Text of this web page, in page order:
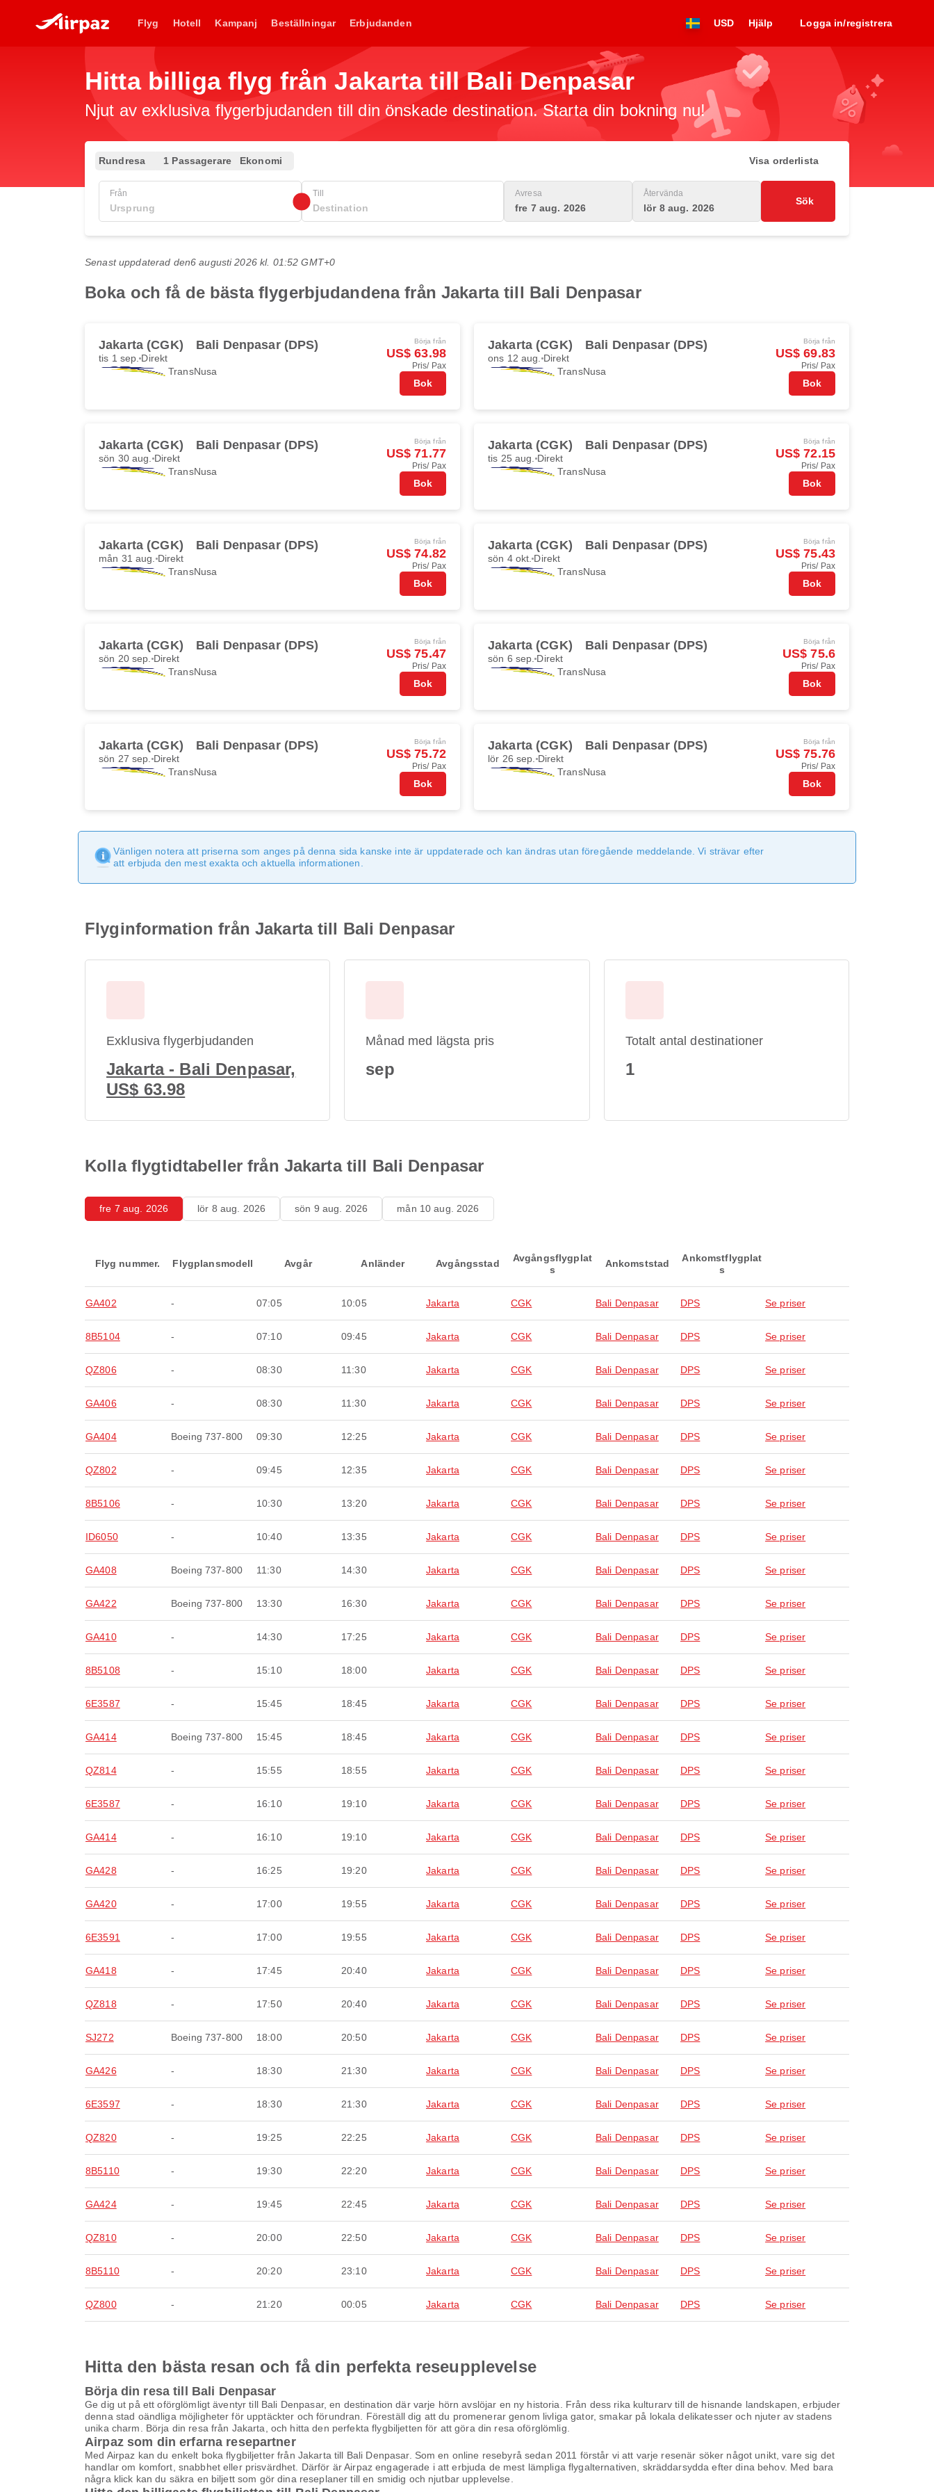
Flyg Hotell Kampanj Beställningar Erbjudanden USD Hjälp Logga in/registrera
Hitta billiga flyg från Jakarta till Bali Denpasar
Njut av exklusiva flygerbjudanden till din önskade destination. Starta din bokning nu!
Rundresa 1 Passagerare Ekonomi Visa orderlista
Från Till Avresa
fre 7 aug. 2026
Återvända
lör 8 aug. 2026
Sök
Senast uppdaterad den6 augusti 2026 kl. 01:52 GMT+0
Boka och få de bästa flygerbjudandena från Jakarta till Bali Denpasar
Jakarta (CGK) Bali Denpasar (DPS)
tis 1 sep. Direkt
TransNusa
Börja från
US$ 63.98
Pris/ Pax
Bok
Jakarta (CGK) Bali Denpasar (DPS)
ons 12 aug. Direkt
TransNusa
Börja från
US$ 69.83
Pris/ Pax
Bok
Jakarta (CGK) Bali Denpasar (DPS)
sön 30 aug. Direkt
TransNusa
Börja från
US$ 71.77
Pris/ Pax
Bok
Jakarta (CGK) Bali Denpasar (DPS)
tis 25 aug. Direkt
TransNusa
Börja från
US$ 72.15
Pris/ Pax
Bok
Jakarta (CGK) Bali Denpasar (DPS)
mån 31 aug. Direkt
TransNusa
Börja från
US$ 74.82
Pris/ Pax
Bok
Jakarta (CGK) Bali Denpasar (DPS)
sön 4 okt. Direkt
TransNusa
Börja från
US$ 75.43
Pris/ Pax
Bok
Jakarta (CGK) Bali Denpasar (DPS)
sön 20 sep. Direkt
TransNusa
Börja från
US$ 75.47
Pris/ Pax
Bok
Jakarta (CGK) Bali Denpasar (DPS)
sön 6 sep. Direkt
TransNusa
Börja från
US$ 75.6
Pris/ Pax
Bok
Jakarta (CGK) Bali Denpasar (DPS)
sön 27 sep. Direkt
TransNusa
Börja från
US$ 75.72
Pris/ Pax
Bok
Jakarta (CGK) Bali Denpasar (DPS)
lör 26 sep. Direkt
TransNusa
Börja från
US$ 75.76
Pris/ Pax
Bok
Vänligen notera att priserna som anges på denna sida kanske inte är uppdaterade och kan ändras utan föregående meddelande. Vi strävar efter
att erbjuda den mest exakta och aktuella informationen.
Flyginformation från Jakarta till Bali Denpasar
Exklusiva flygerbjudanden
Jakarta - Bali Denpasar,
US$ 63.98
Månad med lägsta pris
sep
Totalt antal destinationer
1
Kolla flygtidtabeller från Jakarta till Bali Denpasar
fre 7 aug. 2026 lör 8 aug. 2026 sön 9 aug. 2026 mån 10 aug. 2026
Flyg nummer. Flygplansmodell Avgår Anländer Avgångsstad
Avgångsflygplat
s
Ankomststad
Ankomstflygplat
s
GA402 - 07:05 10:05 Jakarta CGK Bali Denpasar DPS Se priser
8B5104 - 07:10 09:45 Jakarta CGK Bali Denpasar DPS Se priser
QZ806 - 08:30 11:30 Jakarta CGK Bali Denpasar DPS Se priser
GA406 - 08:30 11:30 Jakarta CGK Bali Denpasar DPS Se priser
GA404 Boeing 737-800 09:30 12:25 Jakarta CGK Bali Denpasar DPS Se priser
QZ802 - 09:45 12:35 Jakarta CGK Bali Denpasar DPS Se priser
8B5106 - 10:30 13:20 Jakarta CGK Bali Denpasar DPS Se priser
ID6050 - 10:40 13:35 Jakarta CGK Bali Denpasar DPS Se priser
GA408 Boeing 737-800 11:30 14:30 Jakarta CGK Bali Denpasar DPS Se priser
GA422 Boeing 737-800 13:30 16:30 Jakarta CGK Bali Denpasar DPS Se priser
GA410 - 14:30 17:25 Jakarta CGK Bali Denpasar DPS Se priser
8B5108 - 15:10 18:00 Jakarta CGK Bali Denpasar DPS Se priser
6E3587 - 15:45 18:45 Jakarta CGK Bali Denpasar DPS Se priser
GA414 Boeing 737-800 15:45 18:45 Jakarta CGK Bali Denpasar DPS Se priser
QZ814 - 15:55 18:55 Jakarta CGK Bali Denpasar DPS Se priser
6E3587 - 16:10 19:10 Jakarta CGK Bali Denpasar DPS Se priser
GA414 - 16:10 19:10 Jakarta CGK Bali Denpasar DPS Se priser
GA428 - 16:25 19:20 Jakarta CGK Bali Denpasar DPS Se priser
GA420 - 17:00 19:55 Jakarta CGK Bali Denpasar DPS Se priser
6E3591 - 17:00 19:55 Jakarta CGK Bali Denpasar DPS Se priser
GA418 - 17:45 20:40 Jakarta CGK Bali Denpasar DPS Se priser
QZ818 - 17:50 20:40 Jakarta CGK Bali Denpasar DPS Se priser
SJ272 Boeing 737-800 18:00 20:50 Jakarta CGK Bali Denpasar DPS Se priser
GA426 - 18:30 21:30 Jakarta CGK Bali Denpasar DPS Se priser
6E3597 - 18:30 21:30 Jakarta CGK Bali Denpasar DPS Se priser
QZ820 - 19:25 22:25 Jakarta CGK Bali Denpasar DPS Se priser
8B5110 - 19:30 22:20 Jakarta CGK Bali Denpasar DPS Se priser
GA424 - 19:45 22:45 Jakarta CGK Bali Denpasar DPS Se priser
QZ810 - 20:00 22:50 Jakarta CGK Bali Denpasar DPS Se priser
8B5110 - 20:20 23:10 Jakarta CGK Bali Denpasar DPS Se priser
QZ800 - 21:20 00:05 Jakarta CGK Bali Denpasar DPS Se priser
Hitta den bästa resan och få din perfekta reseupplevelse
Börja din resa till Bali Denpasar
Ge dig ut på ett oförglömligt äventyr till Bali Denpasar, en destination där varje hörn avslöjar en ny historia. Från dess rika kulturarv till de hisnande landskapen, erbjuder
denna stad oändliga möjligheter för upptäckter och förundran. Föreställ dig att du promenerar genom livliga gator, smakar på lokala delikatesser och njuter av stadens
unika charm. Börja din resa från Jakarta, och hitta den perfekta flygbiljetten för att göra din resa oförglömlig.
Airpaz som din erfarna resepartner
Med Airpaz kan du enkelt boka flygbiljetter från Jakarta till Bali Denpasar. Som en online resebyrå sedan 2011 förstår vi att varje resenär söker något unikt, vare sig det
handlar om komfort, snabbhet eller prisvärdhet. Därför är Airpaz engagerade i att erbjuda de mest lämpliga flygalternativen, skräddarsydda efter dina behov. Med bara
några klick kan du säkra en biljett som gör dina reseplaner till en smidig och njutbar upplevelse.